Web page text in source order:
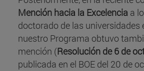
Mención hacia la Excelencia a
doctorado de las universidades
nuestro Programa obtuvo
mención (Resolución de 6 de
publicada en el BOE del 20 de